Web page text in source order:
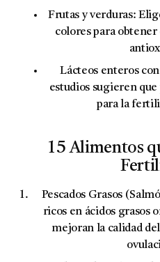
Frutas y verduras:
colores para
Lácteos enteros
estudios sugieren
para la
15 Alimentos
Pescados Grasos
ricos en ácidos grasos
mejoran la calidad